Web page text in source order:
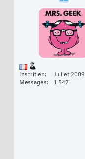
Inscrit en
Juillet 2009
Messages
1 547